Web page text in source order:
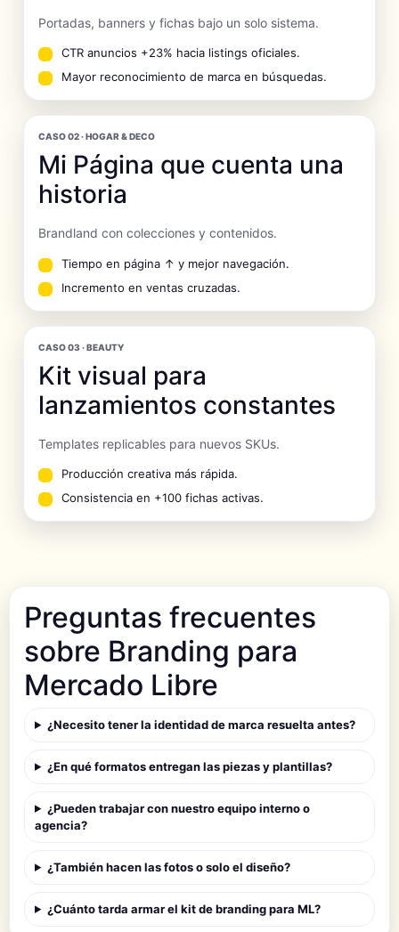
Portadas, banners y fichas bajo un solo sistema.
CTR anuncios +23% hacia listings oficiales.
Mayor reconocimiento de marca en búsquedas.
CASO 02 · HOGAR & DECO
Mi Página que cuenta una
historia
Brandland con colecciones y contenidos.
Tiempo en página ↑ y mejor navegación.
Incremento en ventas cruzadas.
CASO 03 · BEAUTY
Kit visual para
lanzamientos constantes
Templates replicables para nuevos SKUs.
Producción creativa más rápida.
Consistencia en +100 fichas activas.
Preguntas frecuentes
sobre Branding para
Mercado Libre
¿Necesito tener la identidad de marca resuelta antes?
¿En qué formatos entregan las piezas y plantillas?
¿Pueden trabajar con nuestro equipo interno o
agencia?
¿También hacen las fotos o solo el diseño?
¿Cuánto tarda armar el kit de branding para ML?